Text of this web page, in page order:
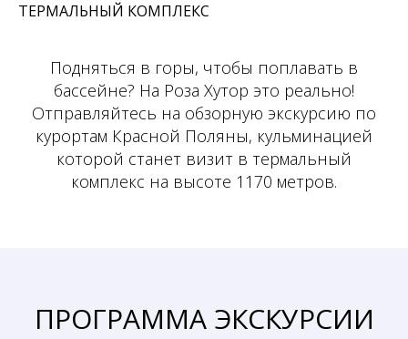
ТЕРМАЛЬНЫЙ КОМПЛЕКС
Подняться в горы, чтобы поплавать в
бассейне? На Роза Хутор это реально!
Отправляйтесь на обзорную экскурсию по
курортам Красной Поляны, кульминацией
которой станет визит в термальный
комплекс на высоте 1170 метров.
ПРОГРАММА ЭКСКУРСИИ